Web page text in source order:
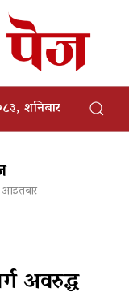
शनिबार
अवरुद्ध